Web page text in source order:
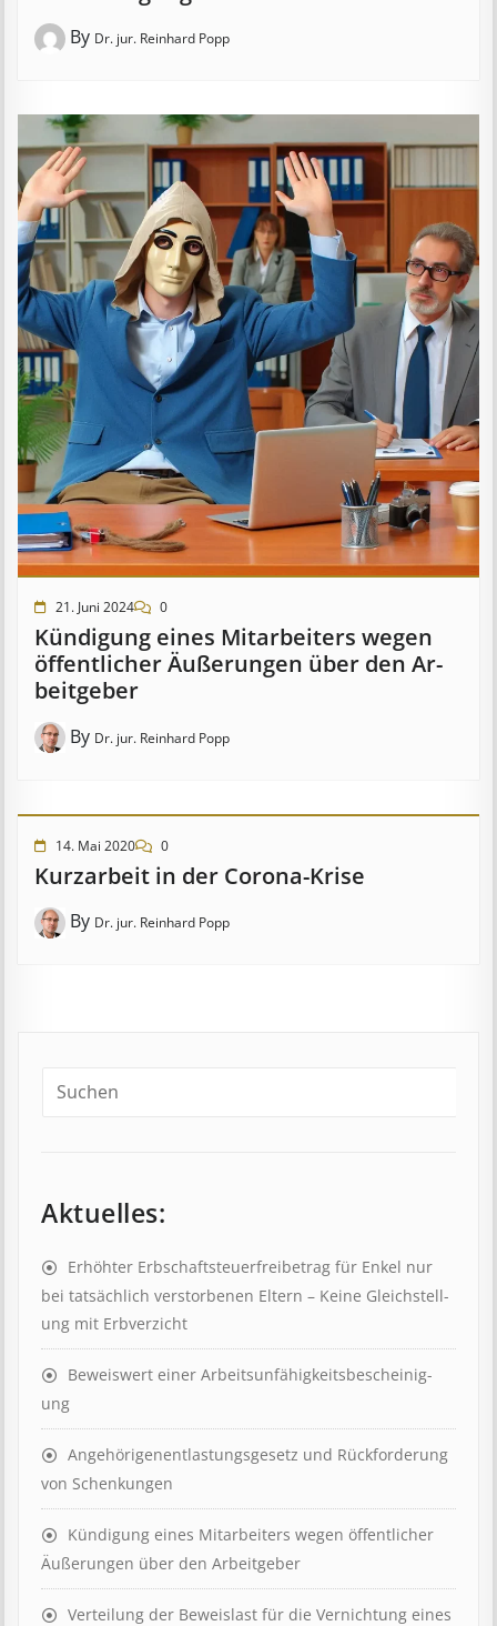
By Dr. jur. Reinhard Popp
21. Juni 2024 0
Kündigung eines Mit­ar­beit­ers wegen
öffent­lich­er Äuß­er­ung­en über den Ar­
beit­geber
By Dr. jur. Reinhard Popp
14. Mai 2020 0
Kurzarbeit in der Corona-Krise
By Dr. jur. Reinhard Popp
Aktuelles:
Erhöhter Erb­schaft­steuer­frei­be­trag für Enkel nur
bei tat­säch­lich ver­storb­en­en Eltern – Keine Gleich­stell­
ung mit Erb­verzicht
Beweis­wert einer Arbeits­un­fähig­keits­be­scheinig­
ung
Angehörigenent­lastungs­ge­setz und Rück­ford­er­ung
von Schenk­ung­en
Kündigung eines Mit­ar­beit­ers wegen öffent­lich­er
Äuß­er­ung­en über den Ar­beit­geber
Ver­teil­ung der Be­weis­last für die Ver­nicht­ung eines